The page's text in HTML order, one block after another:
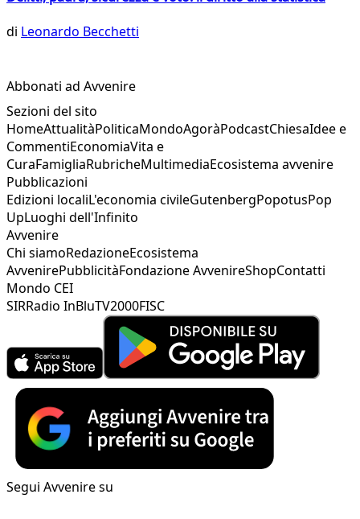
di Leonardo Becchetti
Abbonati ad Avvenire
Sezioni del sito
HomeAttualitàPoliticaMondoAgoràPodcastChiesaIdee e
CommentiEconomiaVita e
CuraFamigliaRubricheMultimediaEcosistema avvenire
Pubblicazioni
Edizioni localiL'economia civileGutenbergPopotusPop
UpLuoghi dell'Infinito
Avvenire
Chi siamoRedazioneEcosistema
AvvenirePubblicitàFondazione AvvenireShopContatti
Mondo CEI
SIRRadio InBluTV2000FISC
Segui Avvenire su